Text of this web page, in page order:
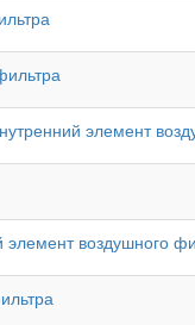
элемент
элемент воздушного